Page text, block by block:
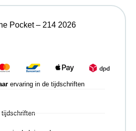
Pocket – 214 2026
ervaring in de tijdschriften